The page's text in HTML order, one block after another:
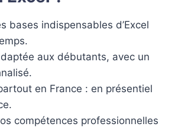
bases indispensables d’Excel
aux débutants, avec un
en France : en présentiel
compétences professionnelles